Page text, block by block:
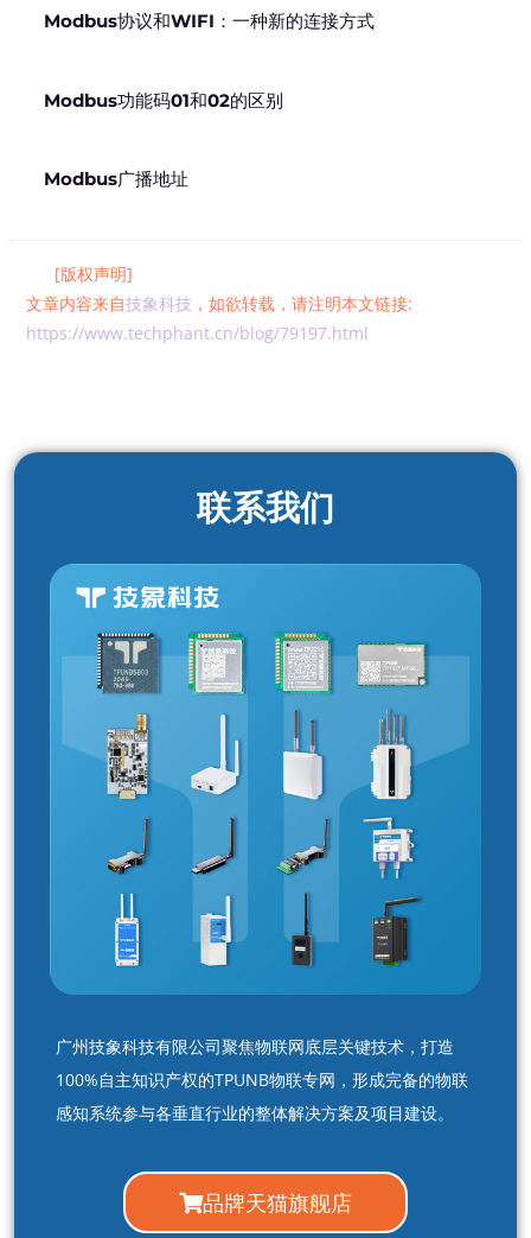
Modbus协议和WIFI：一种新的连接方式
Modbus功能码01和02的区别
Modbus广播地址
[版权声明]
文章内容来自技象科技 ，如欲转载，请注明本文链接:
https://www.techphant.cn/blog/79197.html
联系我们
广州技象科技有限公司聚焦物联网底层关键技术，打造
100%自主知识产权的TPUNB物联专网，形成完备的物联
感知系统参与各垂直行业的整体解决方案及项目建设。
品牌天猫旗舰店